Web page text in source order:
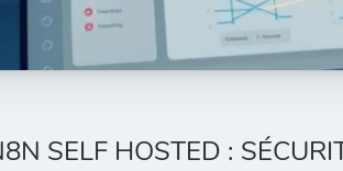
SELF HOSTED :